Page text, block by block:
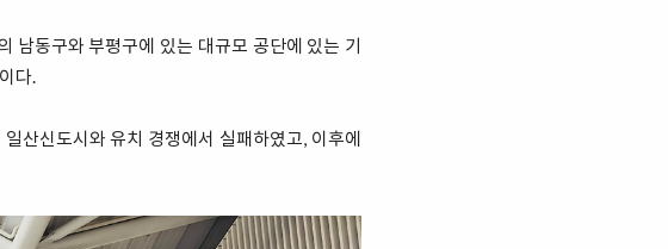
남동구와 부평구에 있는 대규모 공단에 있는 기
다.
산신도시와 유치 경쟁에서 실패하였고, 이후에